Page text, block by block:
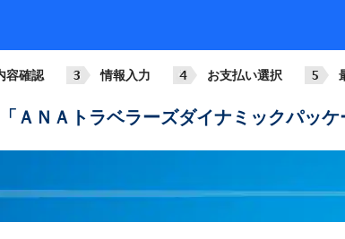
容確認 情報入力 お支払い選択
ＡＮＡトラベラーズダイナミックパッ